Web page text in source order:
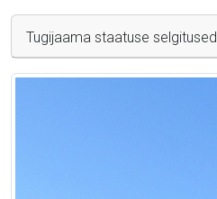
Tugijaama staatuse selgitused